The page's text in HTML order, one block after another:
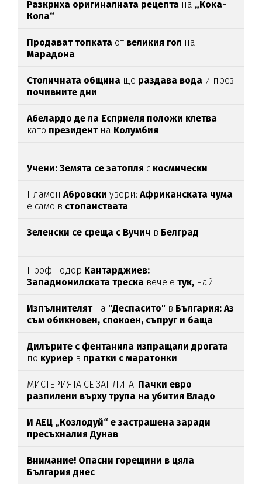
Разкриха оригиналната рецепта на „Кока-
Кола“
Продават топката от великия гол на
Марадона
Столичната община ще раздава вода и през
почивните дни
Абелардо де ла Есприеля положи клетва
като президент на Колумбия
Учени: Земята се затопля с космически
ПламенАбровски увери:Африканската чума
е само в стопанствата
Зеленски се среща с Вучич в Белград
Проф. Тодор Кантарджиев:
Западнонилската треска вече етук, най-
Изпълнителятна "Деспасито" в България: Аз
съм обикновен, спокоен, съпруг и баща
Дилърите с фентанила изпращали дрогата
по куриер в пратки с маратонки
МИСТЕРИЯТА СЕ ЗАПЛИТА: Пачки евро
разпилени върху трупа на убития Владо
И АЕЦ „Козлодуй“ е застрашена заради
пресъхналия Дунав
Внимание! Опасни горещини в цяла
България днес